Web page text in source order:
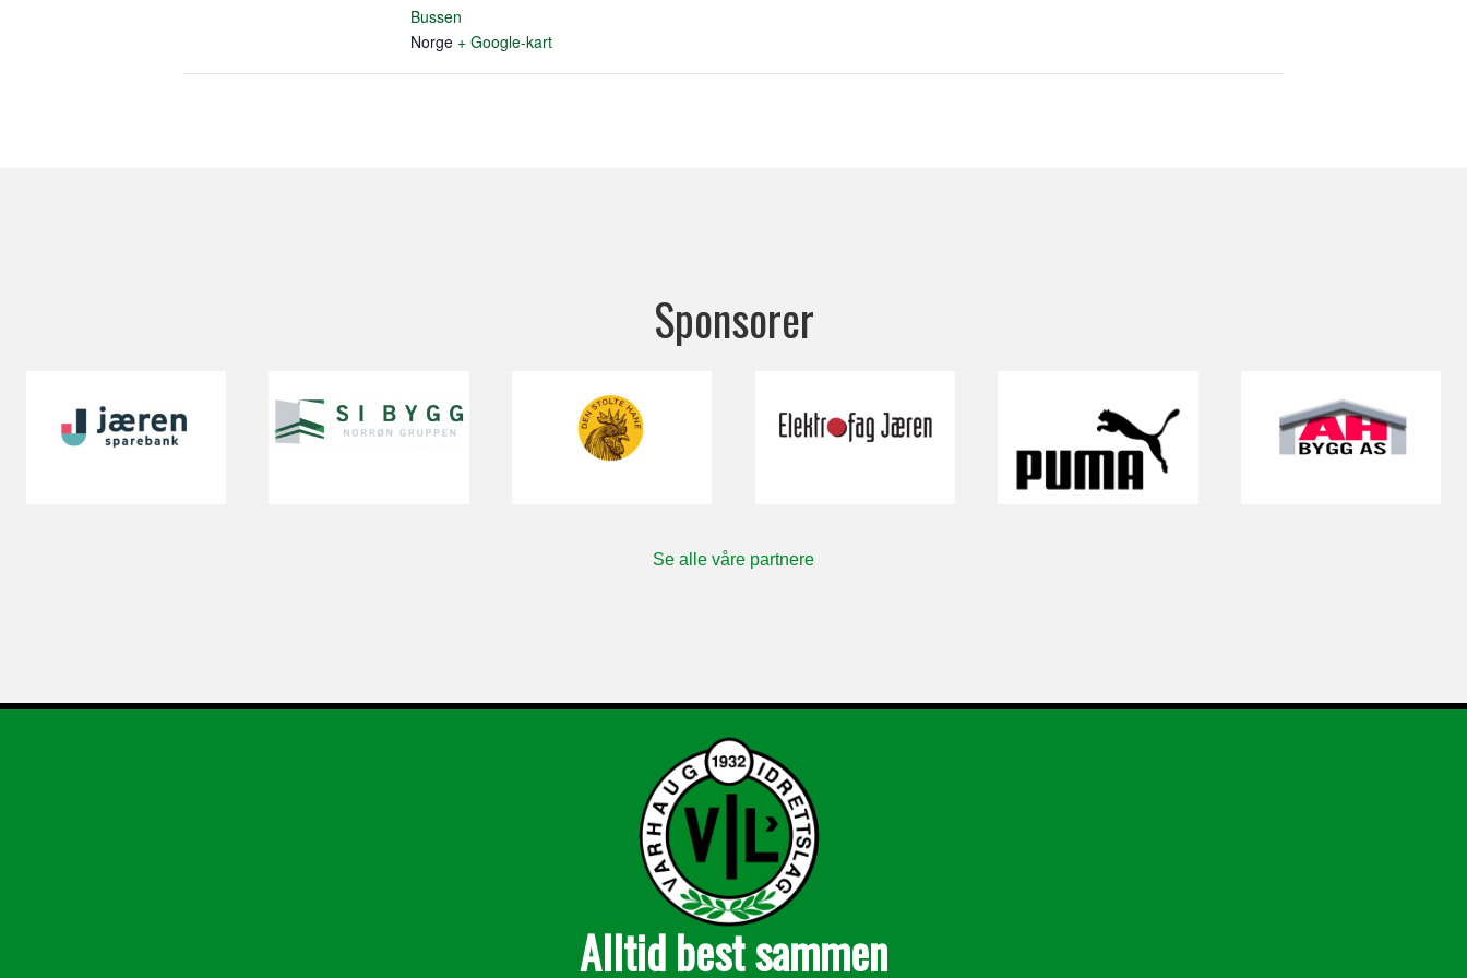
Bussen
Norge + Google-kart
Sponsorer
Se alle våre partnere
Alltid best sammen